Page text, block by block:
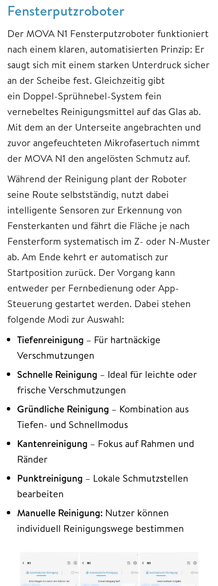
Fensterputzroboter
Der MOVA N1 Fensterputzroboter funktioniert
nach einem klaren, automatisierten Prinzip: Er
saugt sich mit einem starken Unterdruck sicher
an der Scheibe fest. Gleichzeitig gibt
ein Doppel-Sprühnebel-System fein
vernebeltes Reinigungsmittel auf das Glas ab.
Mit dem an der Unterseite angebrachten und
zuvor angefeuchteten Mikrofasertuch nimmt
der MOVA N1 den angelösten Schmutz auf.
Während der Reinigung plant der Roboter
seine Route selbstständig, nutzt dabei
intelligente Sensoren zur Erkennung von
Fensterkanten und fährt die Fläche je nach
Fensterform systematisch im Z- oder N-Muster
ab. Am Ende kehrt er automatisch zur
Startposition zurück. Der Vorgang kann
entweder per Fernbedienung oder App-
Steuerung gestartet werden. Dabei stehen
folgende Modi zur Auswahl:
Tiefenreinigung – Für hartnäckige
Verschmutzungen
Schnelle Reinigung – Ideal für leichte oder
frische Verschmutzungen
Gründliche Reinigung – Kombination aus
Tiefen- und Schnellmodus
Kantenreinigung – Fokus auf Rahmen und
Ränder
Punktreinigung – Lokale Schmutzstellen
bearbeiten
Manuelle Reinigung: Nutzer können
individuell Reinigungswege bestimmen